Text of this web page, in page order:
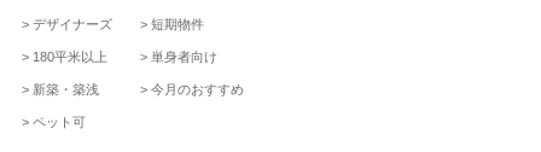
デザイナーズ
180平米以上
新築・築浅
ペット可
短期物件
単身者向け
今月のおすすめ